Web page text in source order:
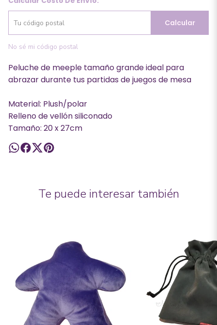
Calcular
No sé mi código postal
Peluche de meeple tamaño grande ideal para
abrazar durante tus partidas de juegos de mesa
Material: Plush/polar
Relleno de vellón siliconado
Tamaño: 20 x 27cm
Te puede interesar también